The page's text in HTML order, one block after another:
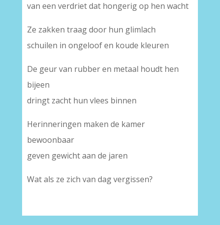
van een verdriet dat hongerig op hen wacht
Ze zakken traag door hun glimlach
schuilen in ongeloof en koude kleuren
De geur van rubber en metaal houdt hen
bijeen
dringt zacht hun vlees binnen
Herinneringen maken de kamer
bewoonbaar
geven gewicht aan de jaren
Wat als ze zich van dag vergissen?